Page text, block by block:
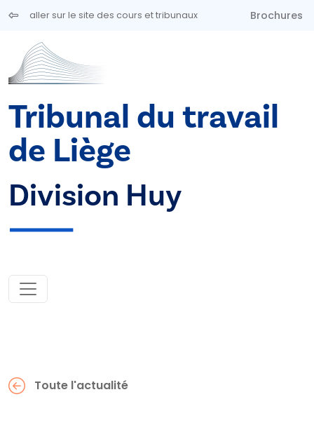
Aller au contenu principal
aller sur le site des cours et tribunaux Brochures
Tribunal du travail
de Liège
Division Huy
Toute l'actualité